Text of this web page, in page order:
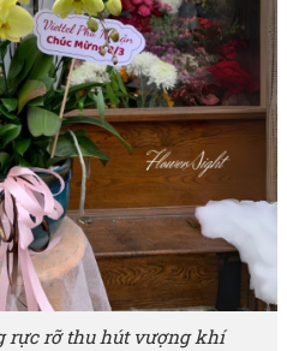
rực rỡ thu hút vượng khí